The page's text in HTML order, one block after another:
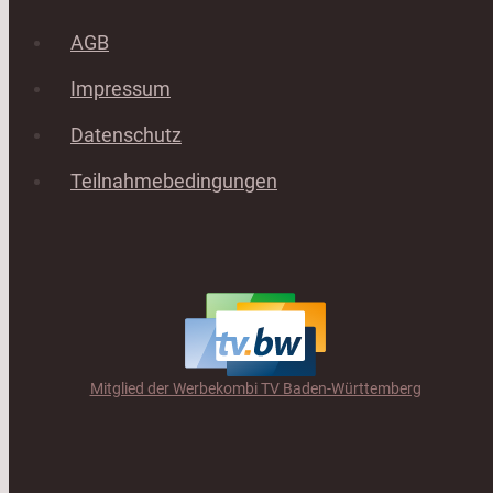
AGB
Impressum
Datenschutz
Teilnahmebedingungen
Mitglied der Werbekombi TV Baden-Württemberg